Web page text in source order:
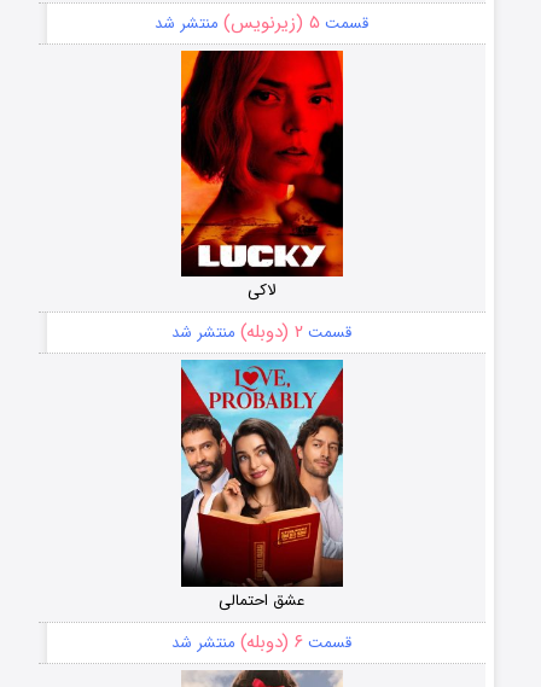
قسمت ۵ (زیرنویس) منتشر شد
لاکی
قسمت ۲ (دوبله) منتشر شد
عشق احتمالی
قسمت ۶ (دوبله) منتشر شد